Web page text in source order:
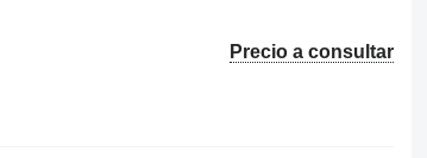
Precio a consultar